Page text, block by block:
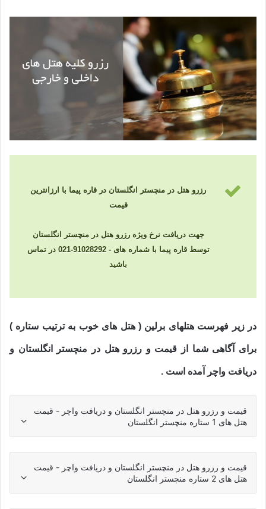
رزرو هتل در منچستر انگلستان در قاره پیما با ارزانترین
قیمت
جهت دریافت نرخ ویژه رزرو هتل در منچستر انگلستان
توسط قاره پیما با شماره های - 91028292-021 در تماس
باشید
در زیر فهرست هتلهای برلین ( هتل های خوب به ترتیب ستاره )
برای آگاهی شما از قیمت و رزرو هتل در منچستر انگلستان و
دریافت واچر آمده است .
قیمت و رزرو هتل در منچستر انگلستان و دریافت واچر - قیمت
هتل های 1 ستاره منچستر انگلستان
قیمت و رزرو هتل در منچستر انگلستان و دریافت واچر - قیمت
هتل های 2 ستاره منچستر انگلستان